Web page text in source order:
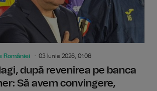
României 03 Iunie 2026, 01:06
după revenirea pe banca
Să avem convingere,